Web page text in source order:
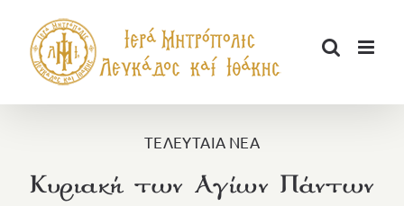
περιεχόμενο
ΤΕΛΕΥΤΑΙΑ ΝΕΑ
Κυριακή των Αγίων Πάντων